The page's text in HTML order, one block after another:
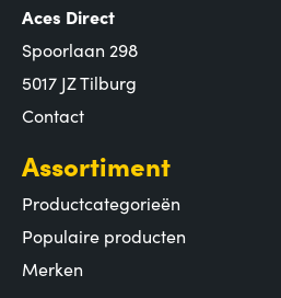
Aces Direct
Spoorlaan 298
5017 JZ Tilburg
Contact
Assortiment
Productcategorieën
Populaire producten
Merken